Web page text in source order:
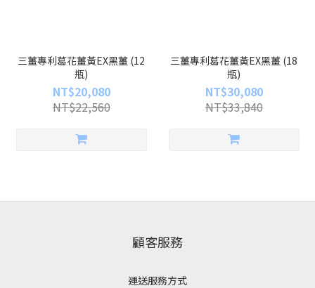
三薑專利葛花薑黃EX黑薑 (12
瓶)
NT$20,080
NT$22,560
三薑專利葛花薑黃EX黑薑 (18
瓶)
NT$30,080
NT$33,840
顧客服務
運送服務方式